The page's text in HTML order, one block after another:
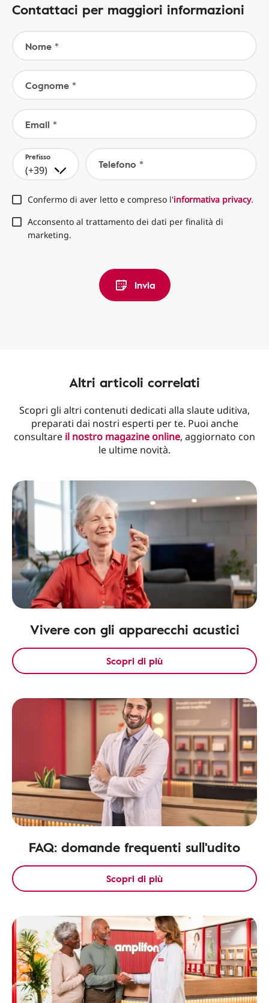
Contattaci per maggiori informazioni
Nome *
Cognome *
Email *
Prefisso
(+39) Telefono *
Confermo di aver letto e compreso l'informativa privacy.
Acconsento al trattamento dei dati per finalità di
marketing.
Invia
Altri articoli correlati
Scopri gli altri contenuti dedicati alla slaute uditiva,
preparati dai nostri esperti per te. Puoi anche
consultare il nostro magazine online, aggiornato con
le ultime novità.
Vivere con gli apparecchi acustici
Scopri di più
FAQ: domande frequenti sull'udito
Scopri di più